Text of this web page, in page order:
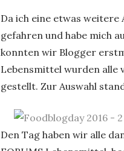
Da ich eine etwas
gefahren und habe mich
konnten wir Blogger
Lebensmittel wurden alle
gestellt. Zur Auswahl
Den Tag haben wir alle